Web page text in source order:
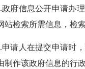
政府信息公开申请办
站检索所需信息，检
申请人在提交申请时
制作该政府信息的行